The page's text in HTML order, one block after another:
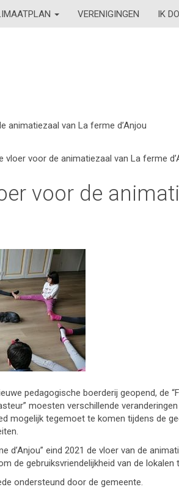
VERENIGINGEN IK
animatiezaal van La ferme d’Anjou
vloer voor de animatiezaal van La ferme
voor de
pedagogische boerderij geopend, de
moesten verschillende
mogelijk tegemoet te komen tijdens de
d’Anjou” eind 2021 de vloer van de
de gebruiksvriendelijkheid van de lokalen
ondersteund door de gemeente.